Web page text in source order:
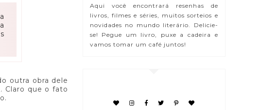
outra obra dele
Claro que o fato
Aqui você encontrará resenhas de
livros, filmes e séries, muitos sorteios e
novidades no mundo literário. Delicie-
se! Pegue um livro, puxe a cadeira e
vamos tomar um café juntos!